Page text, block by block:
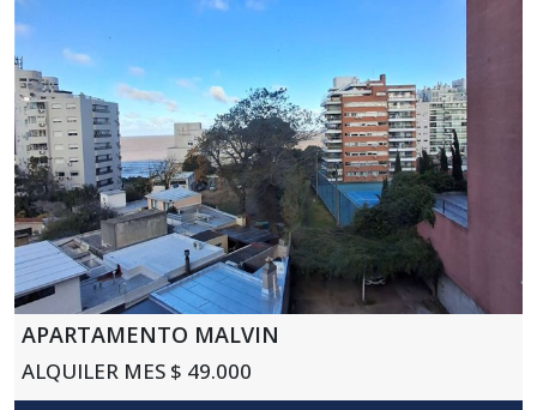
APARTAMENTO MALVIN
ALQUILER MES $ 49.000